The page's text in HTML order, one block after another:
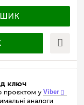
ключ
проєктом у Viber
аналоги